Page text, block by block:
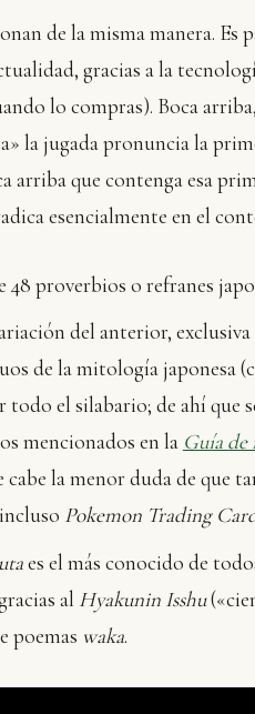
de la misma manera. Es
gracias a la
lo compras). Boca
la jugada pronuncia la
arriba que contenga esa
esencialmente en el
48 proverbios o refranes
del anterior,
de la mitología japonesa
el silabario; de ahí que
mencionados en la Guía de
cabe la menor duda de que
Pokemon Trading
es el más conocido de
al Hyakunin Isshu
poemas waka.